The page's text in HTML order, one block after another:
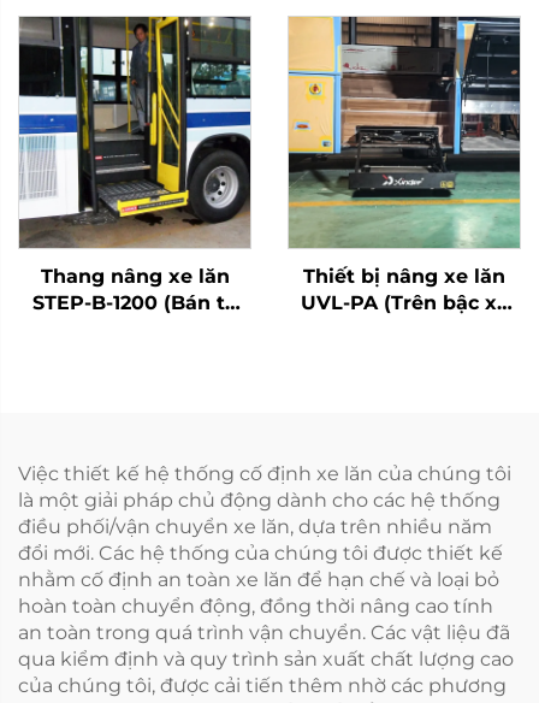
Thang nâng xe lăn
STEP-B-1200 (Bán tự
Thiết bị nâng xe lăn
UVL-PA (Trên bậc xe
Việc thiết kế hệ thống cố định xe lăn của chúng tôi
là một giải pháp chủ động dành cho các hệ thống
điều phối/vận chuyển xe lăn, dựa trên nhiều năm
đổi mới. Các hệ thống của chúng tôi được thiết kế
nhằm cố định an toàn xe lăn để hạn chế và loại bỏ
hoàn toàn chuyển động, đồng thời nâng cao tính
an toàn trong quá trình vận chuyển. Các vật liệu đã
qua kiểm định và quy trình sản xuất chất lượng cao
của chúng tôi, được cải tiến thêm nhờ các phương